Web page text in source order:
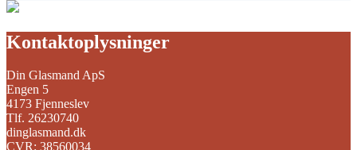
Kontaktoplysninger
Din Glasmand ApS
Engen 5
4173 Fjenneslev
Tlf. 26230740
dinglasmand.dk
CVR: 38560034